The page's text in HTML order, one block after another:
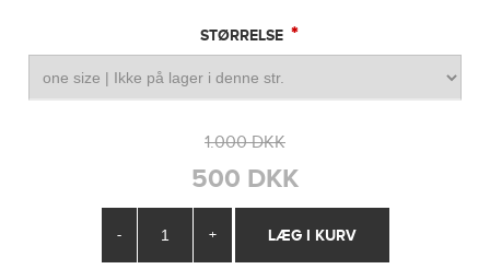
STØRRELSE *
1.000 DKK
500 DKK
- +